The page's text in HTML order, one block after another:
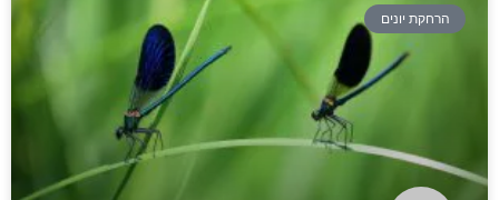
הרחקת יונים